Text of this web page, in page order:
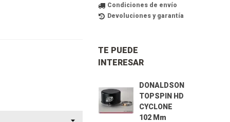
Condiciones de envío
Devoluciones y garantía
TE PUEDE
INTERESAR
DONALDSON
TOPSPIN HD
CYCLONE
102 Mm